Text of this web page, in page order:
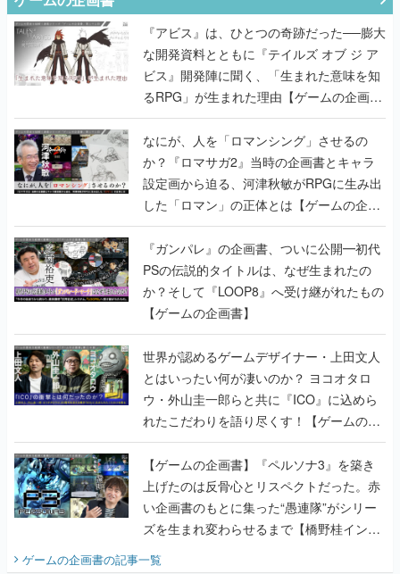
『アビス』は、ひとつの奇跡だった──膨大
な開発資料とともに『テイルズ オブ ジ ア
ビス』開発陣に聞く、「生まれた意味を知
るRPG」が生まれた理由【ゲームの企画
書】
なにが、人を「ロマンシング」させるの
か？『ロマサガ2』当時の企画書とキャラ
設定画から迫る、河津秋敏がRPGに生み出
した「ロマン」の正体とは【ゲームの企画
書】
『ガンパレ』の企画書、ついに公開━初代
PSの伝説的タイトルは、なぜ生まれたの
か？そして『LOOP8』へ受け継がれたもの
【ゲームの企画書】
世界が認めるゲームデザイナー・上田文人
とはいったい何が凄いのか？ ヨコオタロ
ウ・外山圭一郎らと共に『ICO』に込めら
れたこだわりを語り尽くす！【ゲームの企
画書】
【ゲームの企画書】『ペルソナ3』を築き
上げたのは反骨心とリスペクトだった。赤
い企画書のもとに集った“愚連隊”がシリー
ズを生まれ変わらせるまで【橋野桂インタ
ゲームの企画書の記事一覧